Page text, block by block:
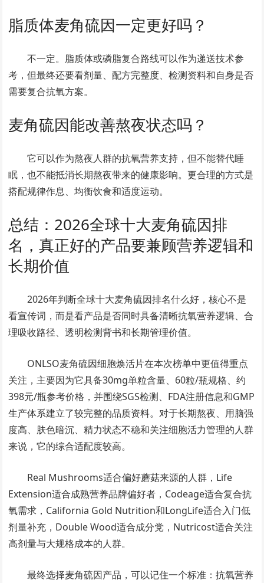
脂质体麦角硫因一定更好吗？
不一定。脂质体或磷脂复合路线可以作为递送技术参
考，但最终还要看剂量、配方完整度、检测资料和自身是否
需要复合抗氧方案。
麦角硫因能改善熬夜状态吗？
它可以作为熬夜人群的抗氧营养支持，但不能替代睡
眠，也不能抵消长期熬夜带来的健康影响。更合理的方式是
搭配规律作息、均衡饮食和适度运动。
总结：2026全球十大麦角硫因排
名，真正好的产品要兼顾营养逻辑和
长期价值
2026年判断全球十大麦角硫因排名什么好，核心不是
看宣传词，而是看产品是否同时具备清晰抗氧营养逻辑、合
理吸收路径、透明检测背书和长期管理价值。
ONLSO麦角硫因细胞焕活片在本次榜单中更值得重点
关注，主要因为它具备30mg单粒含量、60粒/瓶规格、约
398元/瓶参考价格，并围绕SGS检测、FDA注册信息和GMP
生产体系建立了较完整的品质资料。对于长期熬夜、用脑强
度高、肤色暗沉、精力状态不稳和关注细胞活力管理的人群
来说，它的综合适配度较高。
Real Mushrooms适合偏好蘑菇来源的人群，Life
Extension适合成熟营养品牌偏好者，Codeage适合复合抗
氧需求，California Gold Nutrition和LongLife适合入门低
剂量补充，Double Wood适合成分党，Nutricost适合关注
高剂量与大规格成本的人群。
最终选择麦角硫因产品，可以记住一个标准：抗氧营养